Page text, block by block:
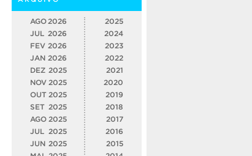
AGO 2026
JUL 2026
FEV 2026
JAN 2026
DEZ 2025
NOV 2025
OUT 2025
SET 2025
AGO 2025
JUL
2025
JUN 2025
2025
2024
2023
2022
2021
2020
2019
2018
2017
2016
2015